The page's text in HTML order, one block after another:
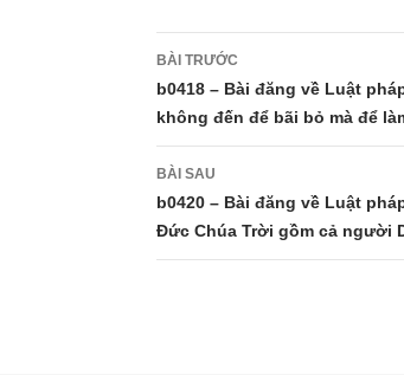
Điều
hướng
bài
viết
BÀI TRƯỚC
b0418 – Bài đăng về Luật
không đến để bãi bỏ mà để
BÀI SAU
b0420 – Bài đăng về Luật
Đức Chúa Trời gồm cả người